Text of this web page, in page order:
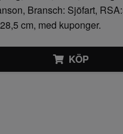
Bransch: Sjöfart,
cm, med kuponger.
KÖP